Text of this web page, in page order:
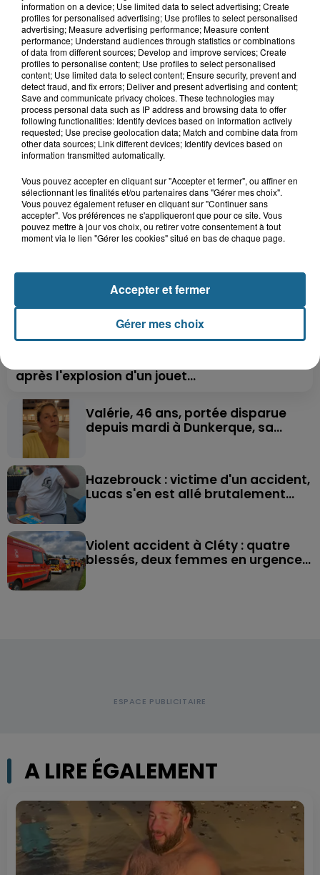
LE TOP DE L'ACTU
après l'explosion d'un jouet...
Valérie, 46 ans, portée disparue
depuis mardi à Dunkerque, sa...
Hazebrouck : victime d'un accident,
Lucas s'en est allé brutalement...
Violent accident à Cléty : quatre
blessés, deux femmes en urgence...
A LIRE ÉGALEMENT
information on a device; Use limited data to select advertising; Create
profiles for personalised advertising; Use profiles to select personalised
advertising; Measure advertising performance; Measure content
performance; Understand audiences through statistics or combinations
of data from different sources; Develop and improve services; Create
profiles to personalise content; Use profiles to select personalised
content; Use limited data to select content; Ensure security, prevent and
detect fraud, and fix errors; Deliver and present advertising and content;
Save and communicate privacy choices. These technologies may
process personal data such as IP address and browsing data to offer
following functionalities: Identify devices based on information actively
requested; Use precise geolocation data; Match and combine data from
other data sources; Link different devices; Identify devices based on
information transmitted automatically.
Vous pouvez accepter en cliquant sur "Accepter et fermer", ou affiner en
sélectionnant les finalités et/ou partenaires dans "Gérer mes choix".
Vous pouvez également refuser en cliquant sur "Continuer sans
accepter". Vos préférences ne s'appliqueront que pour ce site. Vous
pouvez mettre à jour vos choix, ou retirer votre consentement à tout
moment via le lien "Gérer les cookies" situé en bas de chaque page.
Gérer mes choix
Accepter et fermer